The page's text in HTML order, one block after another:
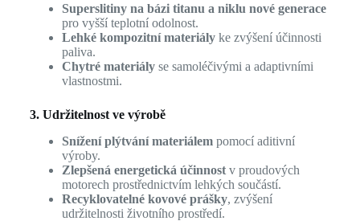
Superslitiny na bázi titanu a niklu nové generace
pro vyšší teplotní odolnost.
Lehké kompozitní materiályke zvýšení účinnosti
paliva.
Chytré materiályse samoléčivými a adaptivními
vlastnostmi.
3. Udržitelnost ve výrobě
Snížení plýtvání materiálempomocí aditivní
výroby.
Zlepšená energetická účinnostv proudových
motorech prostřednictvím lehkých součástí.
Recyklovatelné kovové prášky, zvýšení
udržitelnosti životního prostředí.